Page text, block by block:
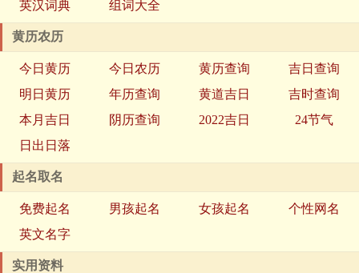
英汉词典
组词大全
黄历农历
今日黄历 今日农历 黄历查询
吉日查询
明日黄历
年历查询 黄道吉日
吉时查询
本月吉日
阴历查询 2022吉日
24节气
日出日落
起名取名
免费起名 男孩起名 女孩起名
个性网名
英文名字
实用资料